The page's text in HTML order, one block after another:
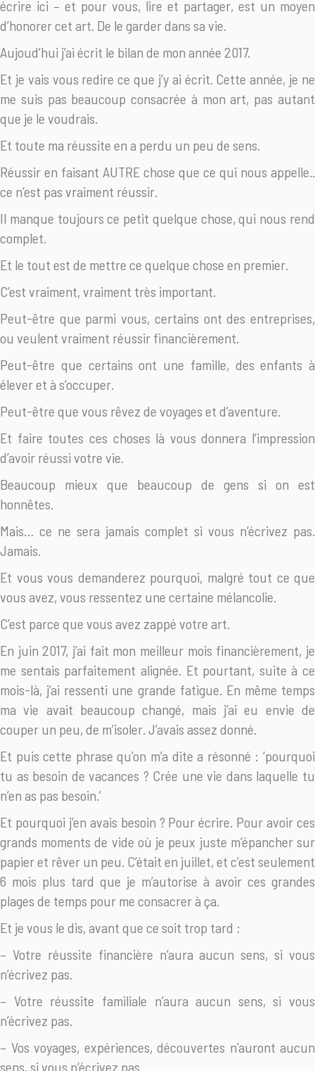
écrire ici – et pour vous, lire et partager, est un moyen
d’honorer cet art. De le garder dans sa vie.
Aujoud’hui j’ai écrit le bilan de mon année 2017.
Et je vais vous redire ce que j’y ai écrit. Cette année, je ne
me suis pas beaucoup consacrée à mon art, pas autant
que je le voudrais.
Et toute ma réussite en a perdu un peu de sens.
Réussir en faisant AUTRE chose que ce qui nous appelle..
ce n’est pas vraiment réussir.
Il manque toujours ce petit quelque chose, qui nous rend
complet.
Et le tout est de mettre ce quelque chose en premier.
C’est vraiment, vraiment très important.
Peut-être que parmi vous, certains ont des entreprises,
ou veulent vraiment réussir financièrement.
Peut-être que certains ont une famille, des enfants à
élever et à s’occuper.
Peut-être que vous rêvez de voyages et d’aventure.
Et faire toutes ces choses là vous donnera l’impression
d’avoir réussi votre vie.
Beaucoup mieux que beaucoup de gens si on est
honnêtes.
Mais… ce ne sera jamais complet si vous n’écrivez pas.
Jamais.
Et vous vous demanderez pourquoi, malgré tout ce que
vous avez, vous ressentez une certaine mélancolie.
C’est parce que vous avez zappé votre art.
En juin 2017, j’ai fait mon meilleur mois financièrement, je
me sentais parfaitement alignée. Et pourtant, suite à ce
mois-là, j’ai ressenti une grande fatigue. En même temps
ma vie avait beaucoup changé, mais j’ai eu envie de
couper un peu, de m’isoler. J’avais assez donné.
Et puis cette phrase qu’on m’a dite a résonné : ‘pourquoi
tu as besoin de vacances ? Crée une vie dans laquelle tu
n’en as pas besoin.’
Et pourquoi j’en avais besoin ? Pour écrire. Pour avoir ces
grands moments de vide où je peux juste m’épancher sur
papier et rêver un peu. C’était en juillet, et c’est seulement
6 mois plus tard que je m’autorise à avoir ces grandes
plages de temps pour me consacrer à ça.
Et je vous le dis, avant que ce soit trop tard :
– Votre réussite financière n’aura aucun sens, si vous
n’écrivez pas.
– Votre réussite familiale n’aura aucun sens, si vous
n’écrivez pas.
– Vos voyages, expériences, découvertes n’auront aucun
sens, si vous n’écrivez pas.